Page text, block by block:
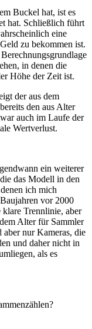
Buckel hat, ist es
hat. Schließlich führt
eine
zu bekommen ist.
in denen die
Höhe der Zeit ist.
der aus dem
den aus Alter
auch im Laufe der
Wertverlust.
ein weiterer
das Modell in den
ich mich
vor 2000
klare Trennlinie, aber
Alter für Sammler
nur Kameras, die
und daher nicht in
als es